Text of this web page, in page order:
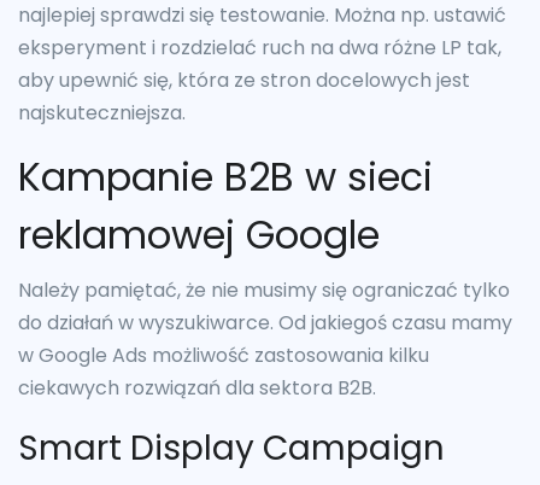
najlepiej sprawdzi się testowanie. Można np. ustawić
eksperyment i rozdzielać ruch na dwa różne LP tak,
aby upewnić się, która ze stron docelowych jest
najskuteczniejsza.
Kampanie B2B w sieci
reklamowej Google
Należy pamiętać, że nie musimy się ograniczać tylko
do działań w wyszukiwarce. Od jakiegoś czasu mamy
w Google Ads możliwość zastosowania kilku
ciekawych rozwiązań dla sektora B2B.
Smart Display Campaign